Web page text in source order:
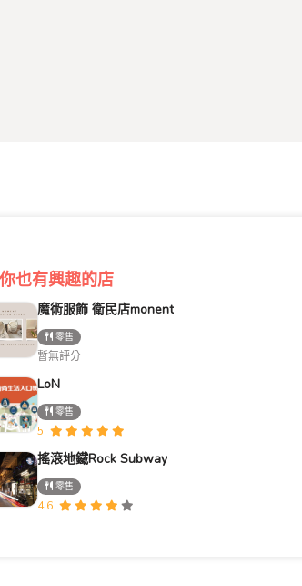
也有興趣的店
魔術服飾 衛民店monent
零售
暫無評分
LoN
零售
5
搖滾地鐵Rock Subway
零售
4.6